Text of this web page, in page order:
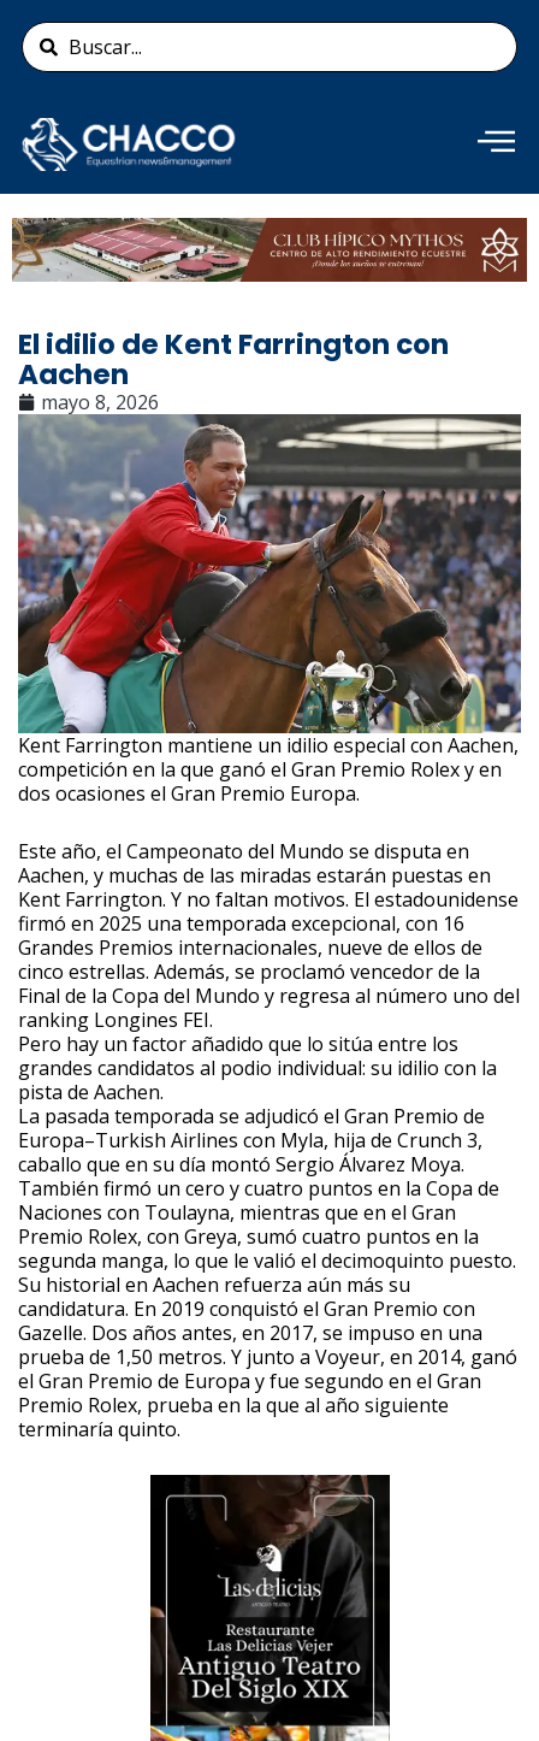
contenido
Search
...
Añade aquí tu texto de
cabecera
El idilio de Kent Farrington con
Aachen
mayo 8, 2026
Kent Farrington mantiene un idilio especial con Aachen,
competición en la que ganó el Gran Premio Rolex y en
dos ocasiones el Gran Premio Europa.
Este año, el Campeonato del Mundo se disputa en
Aachen, y muchas de las miradas estarán puestas en
Kent Farrington. Y no faltan motivos. El estadounidense
firmó en 2025 una temporada excepcional, con 16
Grandes Premios internacionales, nueve de ellos de
cinco estrellas. Además, se proclamó vencedor de la
Final de la Copa del Mundo y regresa al número uno del
ranking Longines FEI.
Pero hay un factor añadido que lo sitúa entre los
grandes candidatos al podio individual: su idilio con la
pista de Aachen.
La pasada temporada se adjudicó el Gran Premio de
Europa–Turkish Airlines con Myla, hija de Crunch 3,
caballo que en su día montó Sergio Álvarez Moya.
También firmó un cero y cuatro puntos en la Copa de
Naciones con Toulayna, mientras que en el Gran
Premio Rolex, con Greya, sumó cuatro puntos en la
segunda manga, lo que le valió el decimoquinto puesto.
Su historial en Aachen refuerza aún más su
candidatura. En 2019 conquistó el Gran Premio con
Gazelle. Dos años antes, en 2017, se impuso en una
prueba de 1,50 metros. Y junto a Voyeur, en 2014, ganó
el Gran Premio de Europa y fue segundo en el Gran
Premio Rolex, prueba en la que al año siguiente
terminaría quinto.